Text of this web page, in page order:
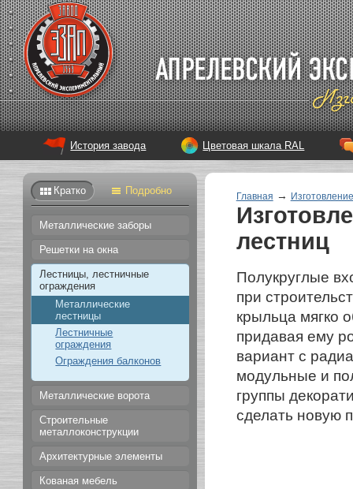
История завода Цветовая шкала RAL
Кратко Подробно
Металлические заборы
Решетки на окна
Лестницы, лестничные
ограждения
Металлические
лестницы
Лестничные
ограждения
Ограждения балконов
Металлические ворота
Строительные
металлоконструкции
Архитектурные элементы
Кованая мебель
Главная →
лестниц
Полукруглые
при
крыльца мягко
придавая ему
вариант с
модульные и
группы
сделать новую